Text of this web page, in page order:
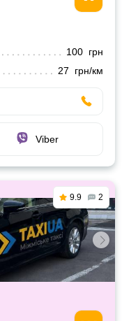
100 грн
27 грн/км
Viber
9.9 2